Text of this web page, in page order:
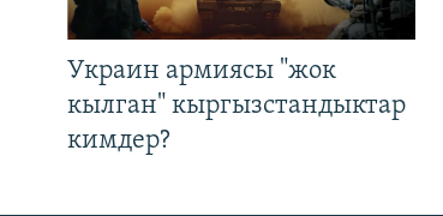
Украин армиясы "жок
кылган" кыргызстандыктар
кимдер?